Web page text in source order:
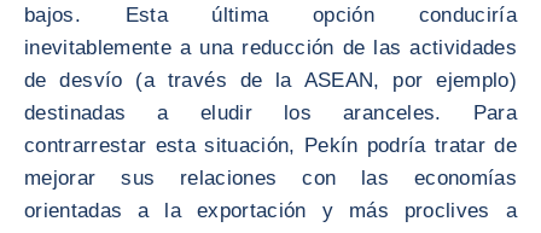
bajos. Esta última opción conduciría
inevitablemente a una reducción de las actividades
de desvío (a través de la ASEAN, por ejemplo)
destinadas a eludir los aranceles. Para
contrarrestar esta situación, Pekín podría tratar de
mejorar sus relaciones con las economías
orientadas a la exportación y más proclives a